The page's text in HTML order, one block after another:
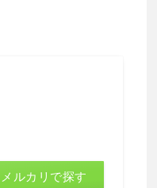
メルカリで探す